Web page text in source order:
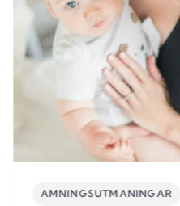
AMNINGSUTMANINGAR